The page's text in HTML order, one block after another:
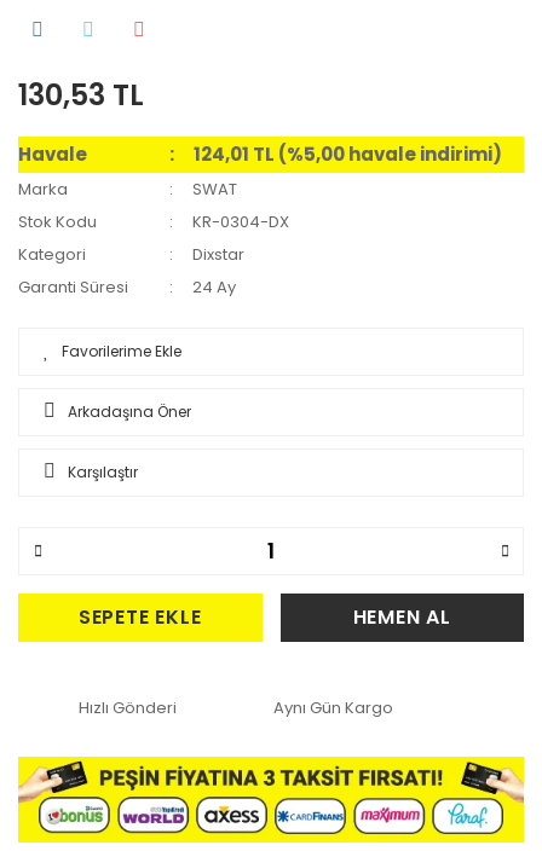
130,53 TL
Havale 124,01 TL (%5,00 havale indirimi)
Marka
SWAT
Stok Kodu
KR-0304-DX
Kategori
Dixstar
Garanti Süresi
24 Ay
Arkadaşına Öner
Karşılaştır
SEPETE EKLE HEMEN AL
Hızlı Gönderi Aynı Gün Kargo